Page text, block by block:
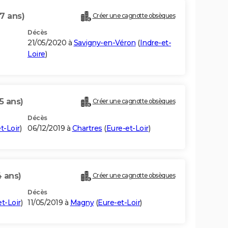
ans) Créer une cagnotte obsèques
Décès
21/05/2020 à Savigny-en-Véron (Indre-et-
Loire)
ans) Créer une cagnotte obsèques
Loir)
Décès
06/12/2019 à Chartres (Eure-et-Loir)
ans) Créer une cagnotte obsèques
Loir)
Décès
11/05/2019 à Magny(Eure-et-Loir)